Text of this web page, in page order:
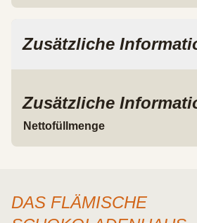
Zusätzliche
Zusätzliche
Nettofüllmenge
DAS FLÄMISCHE